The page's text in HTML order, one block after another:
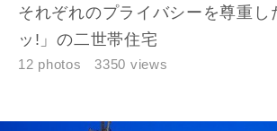
それぞれのプライバシーを尊重し
ッ!」の二世帯住宅
12 photos 3350 views